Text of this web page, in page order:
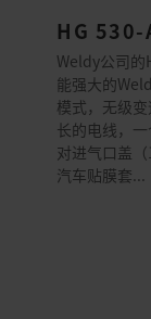
HG 530-
Weldy公司的
能强大的
模式，无级
长的电线，
对进气口盖
汽车贴膜套...